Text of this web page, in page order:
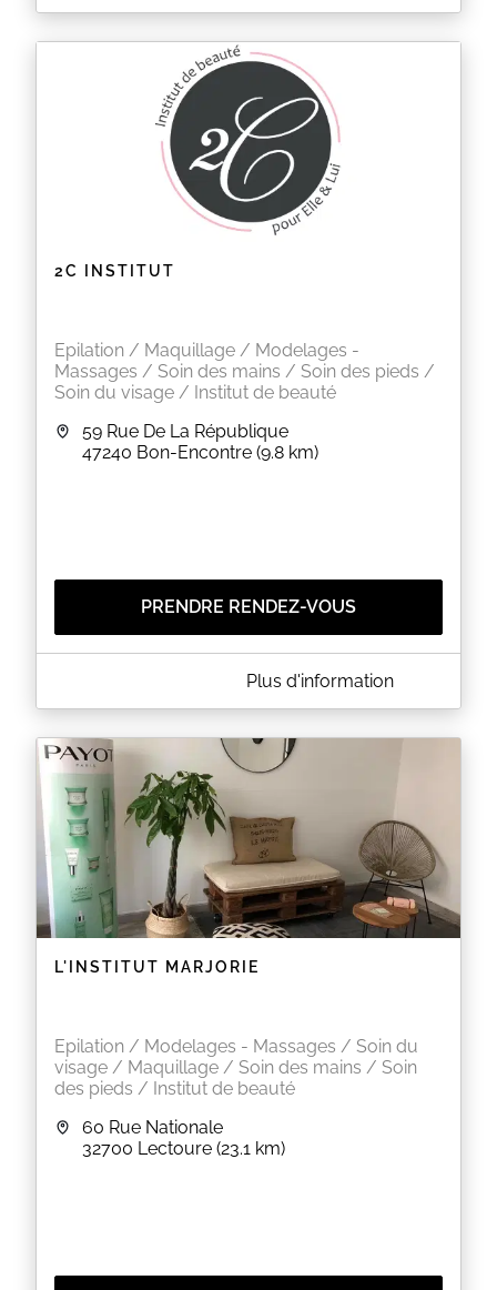
L'institut & Spa Escale Beauté vous accueille pour
raffiné au service de votre beauté et de votre bien-
Je vous propose une palette de soins uniques : Spa,
massages, soins du corps et du visage prodigués à
base de produits naturels et made in France ;
nouvelles technologies minceur et anti-âge, beauté
des mains et des pieds, épilations, rehaussement
de cils et maquillage… un véritable moment de
douceur pour le corps et l'esprit.
EN SAVOIR PLUS
2C INSTITUT
Epilation / Maquillage / Modelages -
Massages / Soin des mains / Soin des pieds /
Soin du visage / Institut de beauté
59 Rue De La République
47240 Bon-Encontre (9.8 km)
PRENDRE RENDEZ-VOUS
A PROPOS DE 2C INSTITUT
Nous prenons soin de vous du lundi au vendredi de
Vous pouvez prendre rdv en ligne en cliquant sur
notre nouveau site :
https://www.2c-institut.fr/
Au plaisir de prendre soin de vous.
Cécile et Cyndie
EN SAVOIR PLUS
Plus d'information
L'INSTITUT MARJORIE
Epilation / Modelages - Massages / Soin du
visage / Maquillage / Soin des mains / Soin
des pieds / Institut de beauté
60 Rue Nationale
32700 Lectoure (23.1 km)